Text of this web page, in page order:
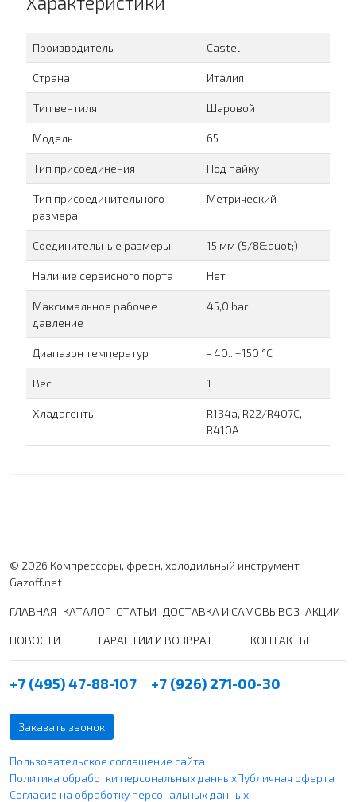
Производитель Сastel
Страна Италия
Тип вентиля Шаровой
Модель 65
Тип присоединения Под пайку
Тип присоединительного
размера
Метрический
Соединительные размеры 15 мм (5/8&quot;)
Наличие сервисного порта Нет
Максимальное рабочее
давление
45,0 bar
Диапазон температур - 40...+150 °C
Вес 1
Хладагенты
R134a, R22/R407C,
R410A
© 2026 Компрессоры, фреон, холодильный инструмент
Gazoff.net
ГЛАВНАЯ КАТАЛОГ СТАТЬИ ДОСТАВКА И САМОВЫВОЗ АКЦИИ
НОВОСТИ ГАРАНТИИ И ВОЗВРАТ КОНТАКТЫ
+7 (495) 47-88-107 +7 (926) 271-00-30
Заказать звонок
Пользовательское соглашение сайта
Политика обработки персональных данныхПубличная оферта
Согласие на обработку персональных данных